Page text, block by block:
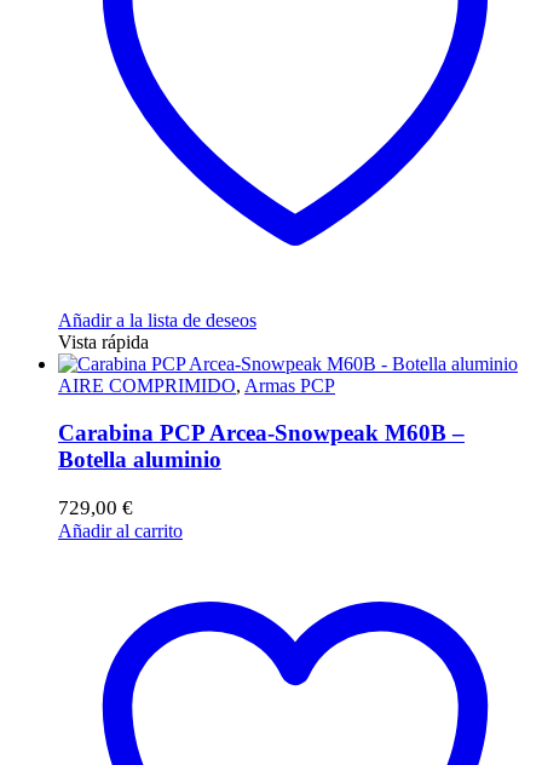
Añadir a la lista de deseos
Vista rápida
AIRE COMPRIMIDO, Armas PCP
Carabina PCP Arcea-Snowpeak M60B –
Botella aluminio
729,00 €
Añadir al carrito